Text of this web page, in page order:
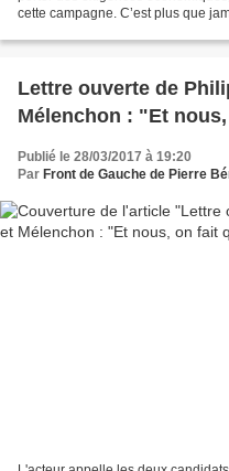
cette campagne. C’est plus que
Lettre ouverte de
Mélenchon : "Et
Publié le 28/03/2017 à 19:20
Par Front de Gauche de Pierre